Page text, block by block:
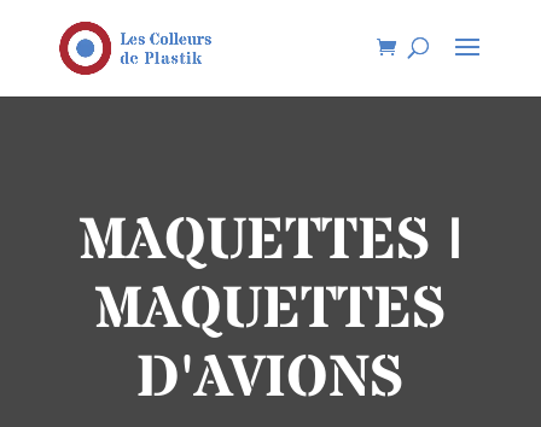
MAQUETTES |
MAQUETTES
D'AVIONS